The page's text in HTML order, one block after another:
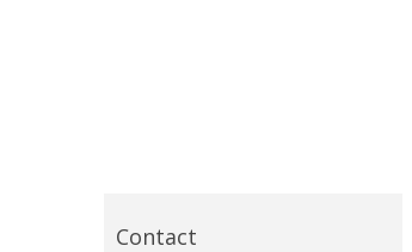
Contact